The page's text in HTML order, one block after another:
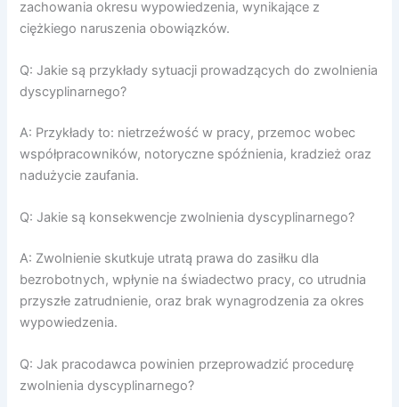
zachowania okresu wypowiedzenia, wynikające z
ciężkiego naruszenia obowiązków.
Q: Jakie są przykłady sytuacji prowadzących do zwolnienia
dyscyplinarnego?
A: Przykłady to: nietrzeźwość w pracy, przemoc wobec
współpracowników, notoryczne spóźnienia, kradzież oraz
nadużycie zaufania.
Q: Jakie są konsekwencje zwolnienia dyscyplinarnego?
A: Zwolnienie skutkuje utratą prawa do zasiłku dla
bezrobotnych, wpłynie na świadectwo pracy, co utrudnia
przyszłe zatrudnienie, oraz brak wynagrodzenia za okres
wypowiedzenia.
Q: Jak pracodawca powinien przeprowadzić procedurę
zwolnienia dyscyplinarnego?